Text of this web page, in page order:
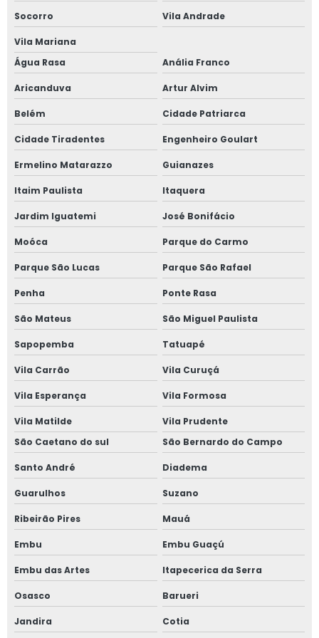
Janela maxim ar 80x80
Janela oscilo batente preço
Janela com persiana entre vidros
Janela sobrepor acústica
Janela sobreposta
Janela sobreposta de alto padrão
Janela sobreposta de correr
Janela sobreposta de correr em são paulo
Janela sobreposta de giro em são paulo
Janela sobreposta de giro em sp
Janela sobreposta preço
Janela vedação acústica
Janela vidro duplo
Janela vidro duplo isolamento acústico
Janela vidro duplo isolamento térmico
Janela vidro duplo com persiana
Janela de vidro duplo com persiana interna
Janela de vidro duplo com persiana interna preço
Socorro Vila Andrade
Vila Mariana
Água Rasa
Anália Franco
Aricanduva Artur Alvim
Belém Cidade Patriarca
Cidade Tiradentes Engenheiro Goulart
Ermelino Matarazzo Guianazes
Itaim Paulista Itaquera
Jardim Iguatemi José Bonifácio
Moóca Parque do Carmo
Parque São Lucas Parque São Rafael
Penha Ponte Rasa
São Mateus São Miguel Paulista
Sapopemba Tatuapé
Vila Carrão Vila Curuçá
Vila Esperança Vila Formosa
Vila Matilde
Vila Prudente
São Caetano do sul
São Bernardo do Campo
Santo André Diadema
Guarulhos Suzano
Ribeirão Pires Mauá
Embu Embu Guaçú
Embu das Artes Itapecerica da Serra
Osasco Barueri
Jandira Cotia